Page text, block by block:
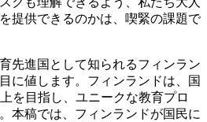
提供できるのかは、喫緊の課題で
先進国として知られるフィンラン
に値します。フィンランドは、国
を目指し、ユニークな教育プロ
本稿では、フィンランドが国民に